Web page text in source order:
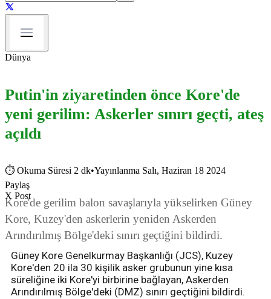
Dünya
Putin'in ziyaretinden önce Kore'de
yeni gerilim: Askerler sınırı geçti, ateş
açıldı
⏱ Okuma Süresi 2 dk•Yayınlanma Salı, Haziran 18 2024
Paylaş
X Post
Kore'de gerilim balon savaşlarıyla yükselirken Güney
Kore, Kuzey'den askerlerin yeniden Askerden
Arındırılmış Bölge'deki sınırı geçtiğini bildirdi.
Güney Kore Genelkurmay Başkanlığı (JCS), Kuzey
Kore'den 20 ila 30 kişilik asker grubunun yine kısa
süreliğine iki Kore'yi birbirine bağlayan, Askerden
Arındırılmış Bölge'deki (DMZ) sınırı geçtiğini bildirdi.